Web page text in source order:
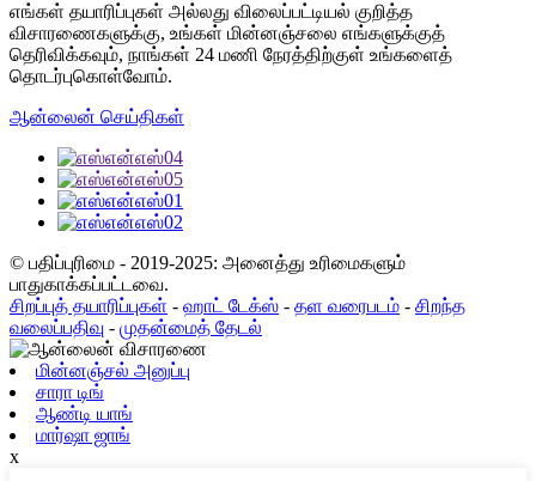
எங்கள் தயாரிப்புகள் அல்லது விலைப்பட்டியல் குறித்த
விசாரணைகளுக்கு, உங்கள் மின்னஞ்சலை எங்களுக்குத்
தெரிவிக்கவும், நாங்கள் 24 மணி நேரத்திற்குள் உங்களைத்
தொடர்புகொள்வோம்.
ஆன்லைன் செய்திகள்
© பதிப்புரிமை - 2019-2025: அனைத்து உரிமைகளும்
பாதுகாக்கப்பட்டவை.
சிறப்புத் தயாரிப்புகள் - ஹாட் டேக்ஸ் - தள வரைபடம் - சிறந்த
வலைப்பதிவு - முதன்மைத் தேடல்
மின்னஞ்சல் அனுப்பு
சாரா டிங்
ஆண்டி யாங்
மார்ஷா ஜாங்
x